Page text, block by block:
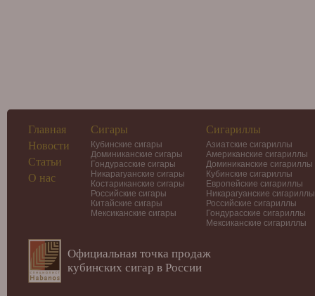
Главная
Новости
Статьи
О нас
Сигары
Кубинские сигары
Доминиканские сигары
Гондурасские сигары
Никарагуанские сигары
Костариканские сигары
Российские сигары
Китайские сигары
Мексиканские сигары
Сигариллы
Азиатские сигариллы
Американские сигариллы
Доминиканские сигариллы
Кубинские сигариллы
Европейские сигариллы
Никарагуанские сигариллы
Российские сигариллы
Гондурасские сигариллы
Мексиканские сигариллы
Официальная точка продаж
кубинских сигар в России